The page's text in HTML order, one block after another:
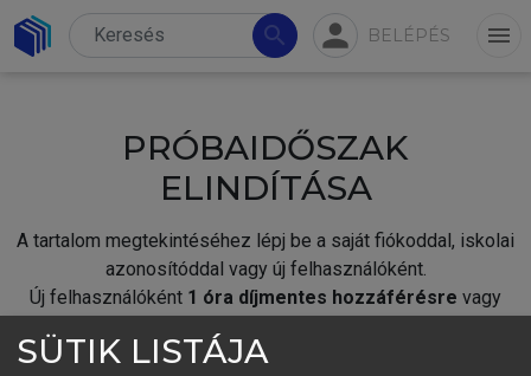
search person BELÉPÉS menu
PRÓBAIDŐSZAK
ELINDÍTÁSA
A tartalom megtekintéséhez lépj be a saját fiókoddal, iskolai
azonosítóddal vagy új felhasználóként.
Új felhasználóként 1 óra díjmentes hozzáférésre vagy
SÜTIK LISTÁJA